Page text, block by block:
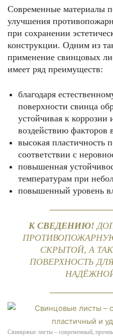
Современные материалы
улучшения
при сохранении
конструкции. Одним из
применение свинцовых
имеет ряд преимуществ:
благодаря
поверхности свинца
устойчивая к коррозии
воздействию факторов
высокая пластичность
соответствии с
повышенная
температурам при
повышенный уровень
К СВЕДЕНИЮ!
СКРЫТОЙ, А
ПОВЕРХНОСТЬ
Свинцовые листы – современный,